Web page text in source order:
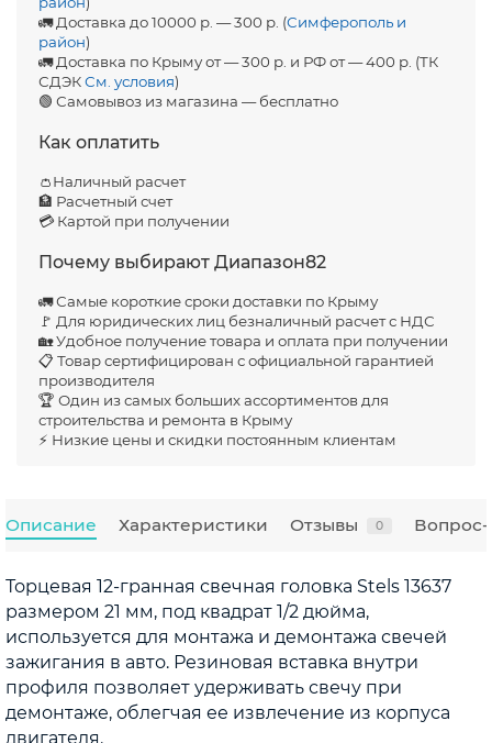
🚛 Доставка до 10000 р. — 300 р. (Симферополь и
район)
🚛 Доставка по Крыму от — 300 р. и РФ от — 400 р. (ТК
СДЭКСм. условия)
🟢 Самовывоз из магазина — бесплатно
Как оплатить
👛Наличный расчет
🏦 Расчетный счет
💳 Картой при получении
Почему выбирают Диапазон82
🚛 Самые короткие сроки доставки по Крыму
🚩 Для юридических лиц безналичный расчет с НДС
🏡 Удобное получение товара и оплата при получении
📋 Товар сертифицирован с официальной гарантией
производителя
🏆 Один из самых больших ассортиментов для
строительства и ремонта в Крыму
⚡ Низкие цены и скидки постоянным клиентам
Описание Характеристики Отзывы 0 Вопрос-
Торцевая 12-гранная свечная головка Stels 13637
размером 21 мм, под квадрат 1/2 дюйма,
используется для монтажа и демонтажа свечей
зажигания в авто. Резиновая вставка внутри
профиля позволяет удерживать свечу при
демонтаже, облегчая ее извлечение из корпуса
двигателя.